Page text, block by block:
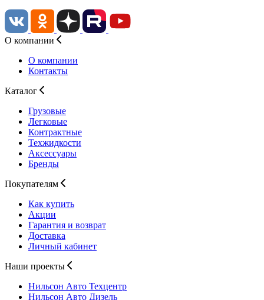
О компании
О компании
Контакты
Каталог
Грузовые
Легковые
Контрактные
Техжидкости
Аксессуары
Бренды
Покупателям
Как купить
Акции
Гарантия и возврат
Доставка
Личный кабинет
Наши проекты
Нильсон Авто Техцентр
Нильсон Авто Дизель